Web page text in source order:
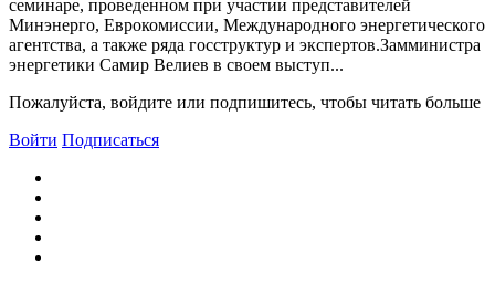
семинаре, проведенном при участии представителей
Минэнерго, Еврокомиссии, Международного энергетического
агентства, а также ряда госструктур и экспертов.Замминистра
энергетики Самир Bелиев в своем выступ...
Пожалуйста, войдите или подпишитесь, чтобы читать больше
Войти Подписаться